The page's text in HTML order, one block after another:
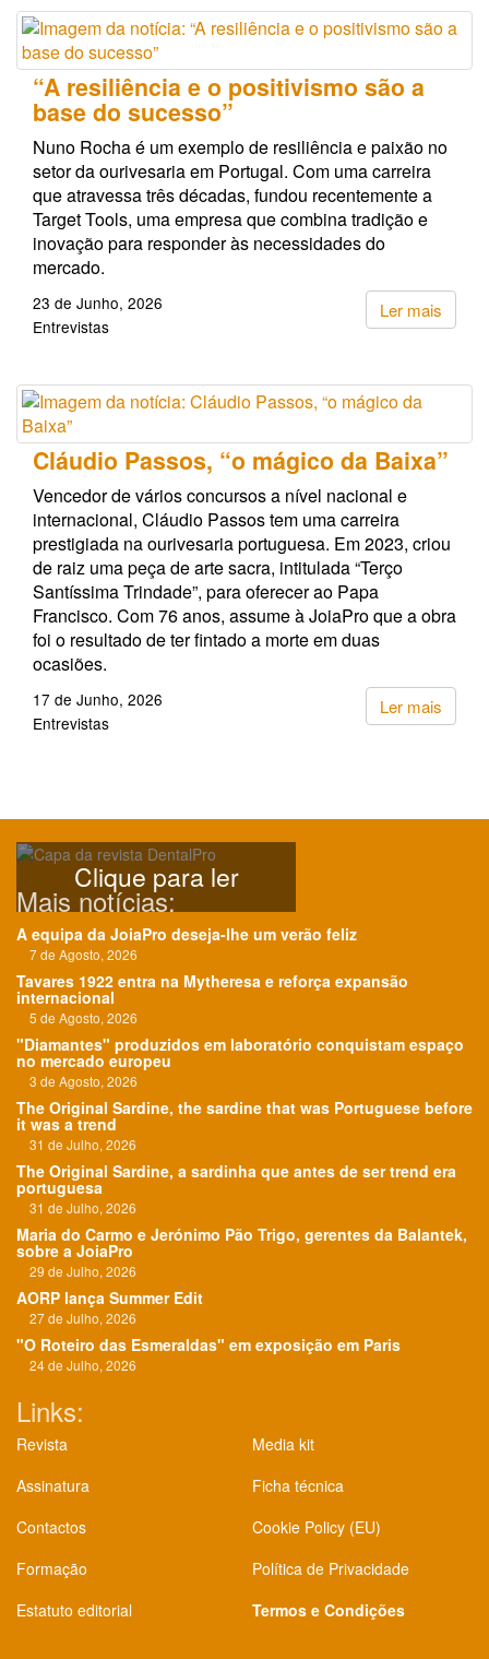
“A resiliência e o positivismo são a
base do sucesso”
Nuno Rocha é um exemplo de resiliência e paixão no
setor da ourivesaria em Portugal. Com uma carreira
que atravessa três décadas, fundou recentemente a
Target Tools, uma empresa que combina tradição e
inovação para responder às necessidades do
mercado.
Ler mais
23 de Junho, 2026
Entrevistas
Cláudio Passos, “o mágico da Baixa”
Vencedor de vários concursos a nível nacional e
internacional, Cláudio Passos tem uma carreira
prestigiada na ourivesaria portuguesa. Em 2023, criou
de raiz uma peça de arte sacra, intitulada “Terço
Santíssima Trindade”, para oferecer ao Papa
Francisco. Com 76 anos, assume à JoiaPro que a obra
foi o resultado de ter fintado a morte em duas
ocasiões.
Ler mais
17 de Junho, 2026
Entrevistas
Clique para ler
Mais notícias:
A equipa da JoiaPro deseja-lhe um verão feliz
7 de Agosto, 2026
Tavares 1922 entra na Mytheresa e reforça expansão
internacional
5 de Agosto, 2026
"Diamantes" produzidos em laboratório conquistam espaço
no mercado europeu
3 de Agosto, 2026
The Original Sardine, the sardine that was Portuguese before
it was a trend
31 de Julho, 2026
The Original Sardine, a sardinha que antes de ser trend era
portuguesa
31 de Julho, 2026
Maria do Carmo e Jerónimo Pão Trigo, gerentes da Balantek,
sobre a JoiaPro
29 de Julho, 2026
AORP lança Summer Edit
27 de Julho, 2026
"O Roteiro das Esmeraldas" em exposição em Paris
24 de Julho, 2026
Links:
Revista
Assinatura
Contactos
Formação
Estatuto editorial
Media kit
Ficha técnica
Cookie Policy (EU)
Política de Privacidade
Termos e Condições